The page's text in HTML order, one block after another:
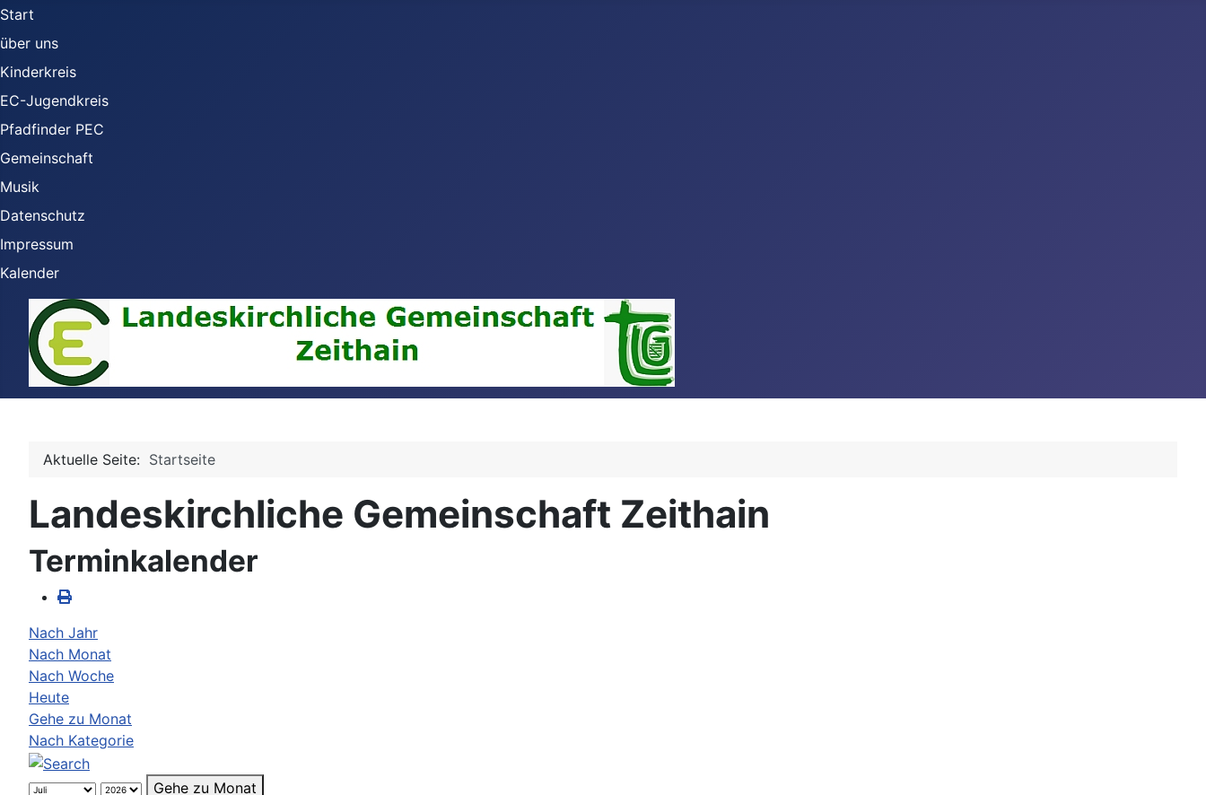
Start
über uns
Kinderkreis
EC-Jugendkreis
Pfadfinder PEC
Gemeinschaft
Musik
Datenschutz
Impressum
Kalender
Aktuelle Seite: Startseite
Landeskirchliche Gemeinschaft Zeithain
Terminkalender
Nach Jahr
Nach Monat
Nach Woche
Heute
Gehe zu Monat
Nach Kategorie
Gehe zu Monat